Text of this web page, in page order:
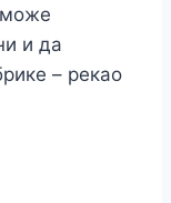
може
и да
– рекао